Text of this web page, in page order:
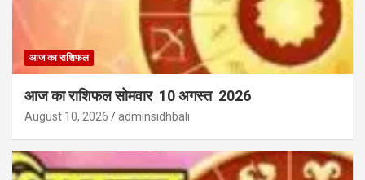
आज का राशिफल
आज का राशिफल सोमवार 10 अगस्त 2026
August 10, 2026 adminsidhbali